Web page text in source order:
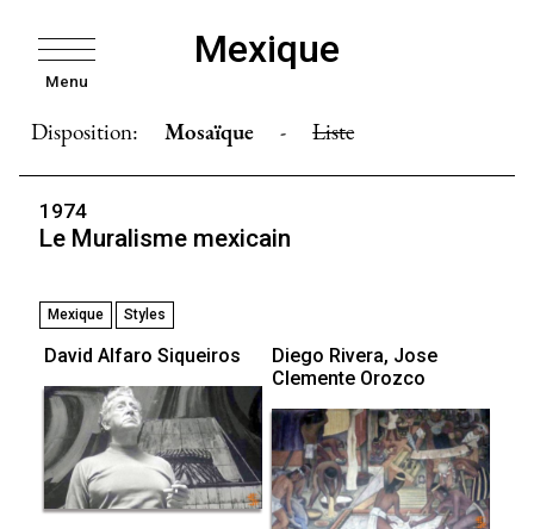
Menu
Mexique
Disposition: Mosaïque - Liste
1974
Le Muralisme mexicain
Mexique Styles
David Alfaro Siqueiros
Diego Rivera, Jose
Clemente Orozco